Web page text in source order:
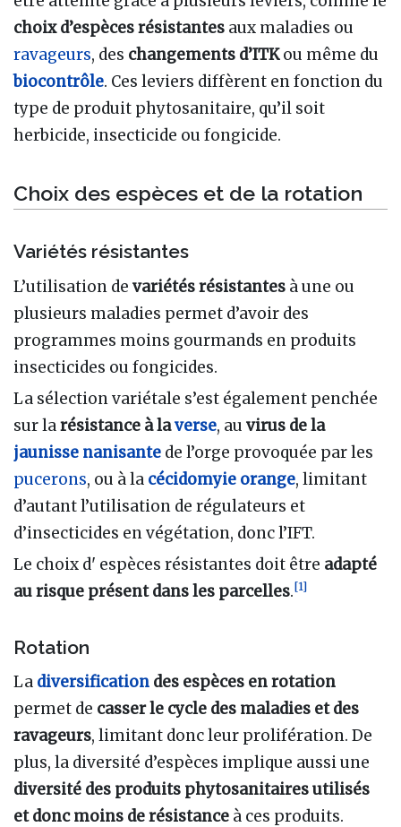
choix d’espèces résistantes aux maladies ou
ravageurs, des changements d’ITKou même du
biocontrôle. Ces leviers diffèrent en fonction du
type de produit phytosanitaire, qu’il soit
herbicide, insecticide ou fongicide.
Choix des espèces et de la rotation
Variétés résistantes
L’utilisation de variétés résistantes à une ou
plusieurs maladies permet d’avoir des
programmes moins gourmands en produits
insecticides ou fongicides.
La sélection variétale s’est également penchée
sur larésistance à laverse, au virus de la
jaunisse nanisante de l’orge provoquée par les
pucerons, ou à la cécidomyie orange, limitant
d’autant l’utilisation de régulateurs et
d’insecticides en végétation, donc l’IFT.
Le choix d' espèces résistantes doit être adapté
au risque présent dans les parcelles.[1]
Rotation
La diversification des espèces en rotation
permet de casser le cycle des maladies et des
ravageurs, limitant donc leur prolifération. De
plus, la diversité d’espèces implique aussi une
diversité des produits phytosanitaires utilisés
et donc moins de résistance à ces produits.